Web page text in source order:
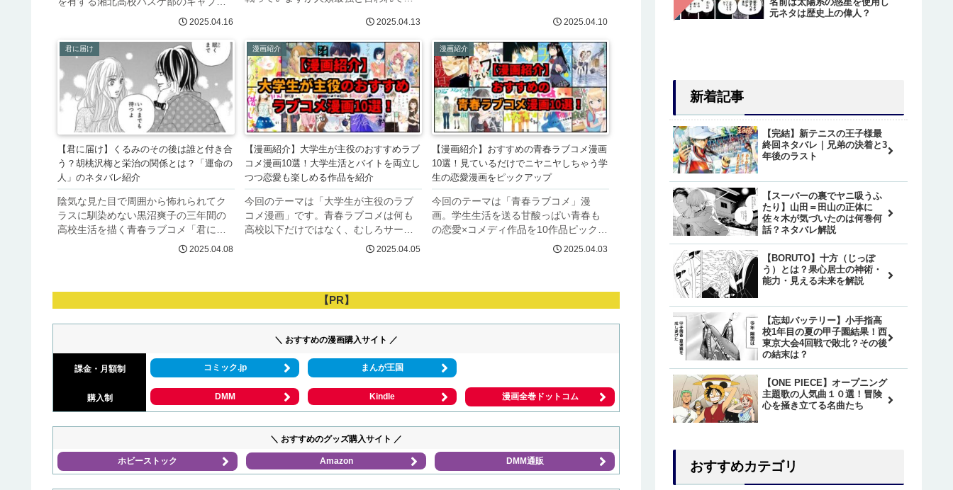
ンである赤木剛憲は、神奈川ナンバー
には全国に通用するセンターとして描
かれました。そんな赤木剛...
2025.04.16
たヒンメルが現代に語り継がれる人類
の勇者として有名ですが、影でヒンメ
ル一行の道を切り開いたとされる南の
勇...
2025.04.13
が、どのような卒業式を迎え、どのよ
うな進路を選択したのでしょうか。今...
2025.04.10
君に届け
【君に届け】くるみのその後は誰と付き合
う？胡桃沢梅と栄治の関係とは？「運命の
人」のネタバレ紹介
陰気な見た目で周囲から怖れられてク
ラスに馴染めない黒沼爽子の三年間の
高校生活を描く青春ラブコメ「君に届
け」。本編は、爽子と風早が交際し高
2025.04.08
漫画紹介
【漫画紹介】大学生が主役のおすすめラブ
コメ漫画10選！大学生活とバイトを両立し
つつ恋愛も楽しめる作品を紹介
今回のテーマは「大学生が主役のラブ
コメ漫画」です。青春ラブコメは何も
高校以下だけではなく、むしろサーク
ルに飲み会にバイトに就活と忙しい大
2025.04.05
漫画紹介
【漫画紹介】おすすめの青春ラブコメ漫画
10選！見ているだけでニヤニヤしちゃう学
生の恋愛漫画をピックアップ
今回のテーマは「青春ラブコメ」漫
画。学生生活を送る甘酸っぱい青春も
の恋愛×コメディ作品を10作品ピックア
ップ。子供ならではの女子と男子の距
2025.04.03
【PR】
＼ おすすめの漫画購入サイト ／
課金・月額制 コミック.jp まんが王国
購入制 DMM Kindle 漫画全巻ドットコム
＼ おすすめのグッズ購入サイト ／
ホビーストック Amazon DMM通販
元ネタは歴史上の偉人？
新着記事
【完結】新テニスの王子様最
終回ネタバレ｜兄弟の決着と3
年後のラスト
【スーパーの裏でヤニ吸うふ
たり】山田＝田山の正体に
佐々木が気づいたのは何巻何
話？ネタバレ解説
【BORUTO】十方（じっぽ
う）とは？果心居士の神術・
能力・見える未来を解説
【忘却バッテリー】小手指高
校1年目の夏の甲子園結果！西
東京大会4回戦で敗北？その後
の結末は？
【ONE PIECE】オープニング
主題歌の人気曲１０選！冒険
心を掻き立てる名曲たち
おすすめカテゴリ